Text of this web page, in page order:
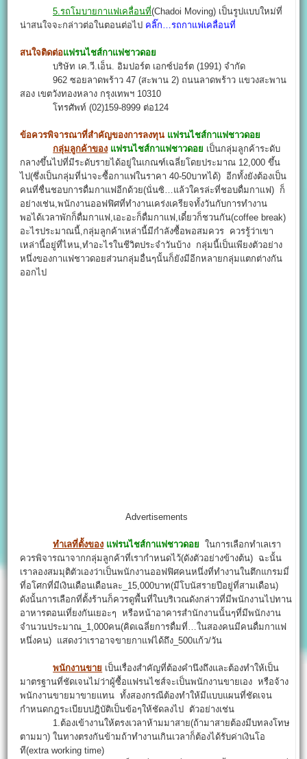
5.รถโมบายกาแฟเคลื่อนที่(Chadoi Moving) เป็นรูปแบบใหม่ที่
น่าสนใจจะกล่าวต่อในตอนต่อไป คลิ๊ก…รถกาแฟเคลื่อนที่
สนใจติดต่อแฟรนไชส์กาแฟชาวดอย
บริษัท เค.วี.เอ็น. อิมปอร์ต เอกซ์ปอร์ต (1991) จำกัด
962 ซอยลาดพร้าว 47 (สะพาน 2) ถนนลาดพร้าว แขวงสะพาน
สอง เขตวังทองหลาง กรุงเทพฯ 10310
โทรศัพท์ (02)159-8999 ต่อ124
ข้อควรพิจารณาที่สำคัญของการลงทุน แฟรนไชส์กาแฟชาวดอย
กลุ่มลูกค้าของ แฟรนไชส์กาแฟชาวดอย เป็นกลุ่มลูกค้าระดับ
กลางขึ้นไปที่มีระดับรายได้อยู่ในเกณฑ์เฉลี่ยโดยประมาณ 12,000 ขึ้น
ไป(ซึ่งเป็นกลุ่มที่น่าจะซื้อกาแฟในราคา 40-50บาทได้) อีกทั้งยังต้องเป็น
คนที่ชื่นชอบการดื่มกาแฟอีกด้วย(นั่นซิ…แล้วใครล่ะที่ชอบดื่มกาแฟ) ก็
อย่างเช่น,พนักงานออฟฟิศที่ทำงานเคร่งเครียจทั้งวันกับการทำงาน
พอได้เวลาพักก็ดื่มกาแฟ,เอะอะก็ดื่มกาแฟ,เดี๋ยวก็ชวนกัน(coffee break)
อะไรประมาณนี้,กลุ่มลูกค้าเหล่านี้มีกำลังซื้อพอสมควร ควรรู้ว่าเขา
เหล่านี้อยู่ที่ไหน,ทำอะไรในชีวิตประจำวันบ้าง กลุ่มนี้เป็นเพียงตัวอย่าง
หนึ่งของกาแฟชาวดอยส่วนกลุ่มอื่นๆนั้นก็ยังมีอีกหลายกลุ่มแตกต่างกัน
ออกไป
Advertisements
ทำเลที่ตั้งของ แฟรนไชส์กาแฟชาวดอย ในการเลือกทำเลเรา
ควรพิจารณาจากกลุ่มลูกค้าที่เรากำหนดไว้(ดังตัวอย่างข้างต้น) ฉะนั้น
เราลองสมมุติตัวเองว่าเป็นพนักงานออฟฟิศคนหนึ่งที่ทำงานในตึกแกรมมี่
ที่อโศกที่มีเงินเดือนเดือนละ_15,000บาท(มีโบนัสรายปีอยู่ที่สามเดือน)
ดังนั้นการเลือกที่ตั้งร้านก็ควรดูพื้นที่ในบริเวณดังกล่าวที่มีพนักงานไปทาน
อาหารตอนเที่ยงกันเยอะๆ หรือหน้าอาคารสำนักงานนั้นๆที่มีพนักงาน
จำนวนประมาณ_1,000คน(คิดเฉลี่ยการดื่มที่…ในสองคนมีคนดื่มกาแฟ
หนึ่งคน) แสดงว่าเราอาจขายกาแฟได้ถึง_500แก้ว/วัน
พนักงานขาย เป็นเรื่องสำคัญที่ต้องคำนึงถึงและต้องทำให้เป็น
มาตรฐานที่ชัดเจนไม่ว่าผู้ซื้อแฟรนไชส์จะเป็นพนักงานขายเอง หรือจ้าง
พนักงานขายมาขายแทน ทั้งสองกรณีต้องทำให้มีแบบแผนที่ชัดเจน
กำหนดกฎระเบียบปฎิบัติเป็นข้อๆให้ชัดลงไป ตัวอย่างเช่น
1.ต้องเข้างานให้ตรงเวลาห้ามมาสาย(ถ้ามาสายต้องมีบทลงโทษ
ตามมา) ในทางตรงกันข้ามถ้าทำงานเกินเวลาก็ต้องได้รับค่าเงินโอ
ที(extra working time)